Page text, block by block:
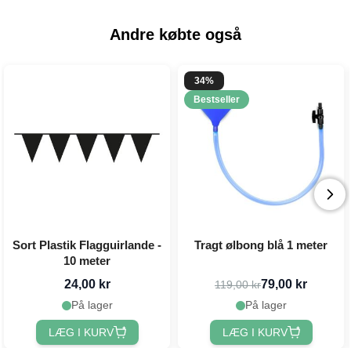
Andre købte også
Sort Plastik Flagguirlande -
10 meter
24,00 kr
På lager
LÆG I KURV
34%
Bestseller
Tragt ølbong blå 1 meter
119,00 kr79,00 kr
På lager
LÆG I KURV